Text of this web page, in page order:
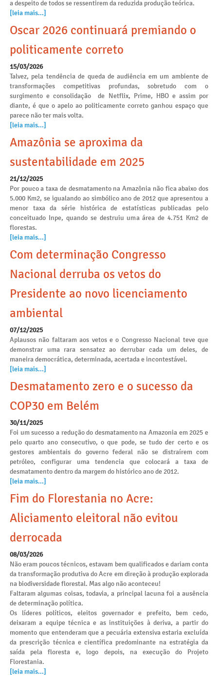
a despeito de todos se ressentirem da reduzida produção teórica.
[leia mais...]
Oscar 2026 continuará premiando o
politicamente correto
15/03/2026
Talvez, pela tendência de queda de audiência em um ambiente de
transformações competitivas profundas, sobretudo com o
surgimento e consolidação de Netflix, Prime, HBO e assim por
diante, é que o apelo ao politicamente correto ganhou espaço que
parece não ter mais volta.
[leia mais...]
Amazônia se aproxima da
sustentabilidade em 2025
21/12/2025
Por pouco a taxa de desmatamento na Amazônia não fica abaixo dos
5.000 Km2, se igualando ao simbólico ano de 2012 que apresentou a
menor taxa da série histórica de estatísticas publicadas pelo
conceituado Inpe, quando se destruiu uma área de 4.751 Km2 de
florestas.
[leia mais...]
Com determinação Congresso
Nacional derruba os vetos do
Presidente ao novo licenciamento
ambiental
07/12/2025
Aplausos não faltaram aos vetos e o Congresso Nacional teve que
demonstrar uma rara sensatez ao derrubar cada um deles, de
maneira democrática, determinada, acertada e incontestável.
[leia mais...]
Desmatamento zero e o sucesso da
COP30 em Belém
30/11/2025
Foi um sucesso a redução do desmatamento na Amazonia em 2025 e
pelo quarto ano consecutivo, o que pode, se tudo der certo e os
gestores ambientais do governo federal não se distraírem com
petróleo, configurar uma tendencia que colocará a taxa de
desmatamento dentro da margem do histórico ano de 2012.
[leia mais...]
Fim do Florestania no Acre:
Aliciamento eleitoral não evitou
derrocada
08/03/2026
Não eram poucos técnicos, estavam bem qualificados e dariam conta
da transformação produtiva do Acre em direção à produção explorada
na biodiversidade florestal. Mas algo não aconteceu!
Faltaram algumas coisas, todavia, a principal lacuna foi a ausência
de determinação política.
Os líderes políticos, eleitos governador e prefeito, bem cedo,
deixaram a equipe técnica e as instituições à deriva, a partir do
momento que entenderam que a pecuária extensiva estaria excluída
da prescrição técnica e científica predominante na estratégia da
saída pela floresta e, logo depois, na execução do Projeto
Florestania.
[leia mais...]